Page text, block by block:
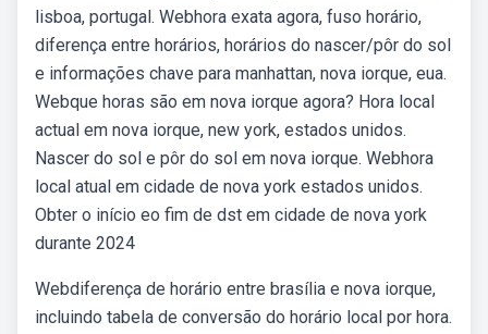
lisboa, portugal. Webhora exata agora, fuso horário,
diferença entre horários, horários do nascer/pôr do sol
e informações chave para manhattan, nova iorque, eua.
Webque horas são em nova iorque agora? Hora local
actual em nova iorque, new york, estados unidos.
Nascer do sol e pôr do sol em nova iorque. Webhora
local atual em cidade de nova york estados unidos.
Obter o início eo fim de dst em cidade de nova york
durante 2024
Webdiferença de horário entre brasília e nova iorque,
incluindo tabela de conversão do horário local por hora.